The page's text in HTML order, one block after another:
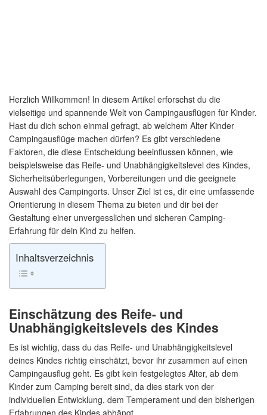
Herzlich Willkommen! In diesem Artikel erforschst du die
vielseitige und spannende Welt von Campingausflügen für Kinder.
Hast du dich schon einmal gefragt, ab welchem Alter Kinder
Campingausflüge machen dürfen? Es gibt verschiedene
Faktoren, die diese Entscheidung beeinflussen können, wie
beispielsweise das Reife- und Unabhängigkeitslevel des Kindes,
Sicherheitsüberlegungen, Vorbereitungen und die geeignete
Auswahl des Campingorts. Unser Ziel ist es, dir eine umfassende
Orientierung in diesem Thema zu bieten und dir bei der
Gestaltung einer unvergesslichen und sicheren Camping-
Erfahrung für dein Kind zu helfen.
Inhaltsverzeichnis
Einschätzung des Reife- und
Unabhängigkeitslevels des Kindes
Es ist wichtig, dass du das Reife- und Unabhängigkeitslevel
deines Kindes richtig einschätzt, bevor ihr zusammen auf einen
Campingausflug geht. Es gibt kein festgelegtes Alter, ab dem
Kinder zum Camping bereit sind, da dies stark von der
individuellen Entwicklung, dem Temperament und den bisherigen
Erfahrungen des Kindes abhängt.